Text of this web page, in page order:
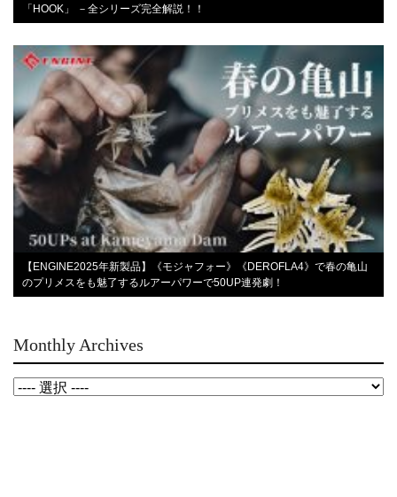
「HOOK」 －全シリーズ完全解説！！
【ENGINE2025年新製品】《モジャフォー》《DEROFLA4》で春の亀山
のプリメスをも魅了するルアーパワーで50UP連発劇！
Monthly Archives